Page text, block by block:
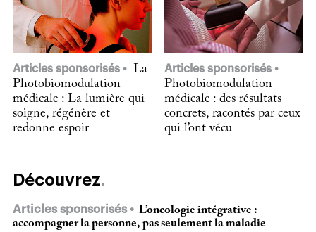
Articles sponsorisés
La
Photobiomodulation
médicale : La lumière qui
soigne, régénère et
redonne espoir
Articles sponsorisés
Photobiomodulation
médicale : des résultats
concrets, racontés par ceux
qui l’ont vécu
Découvrez
Articles sponsorisés
L’oncologie intégrative :
accompagner la personne, pas seulement la maladie